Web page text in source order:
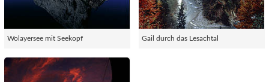
Wolayersee mit Seekopf Gail durch das Lesachtal